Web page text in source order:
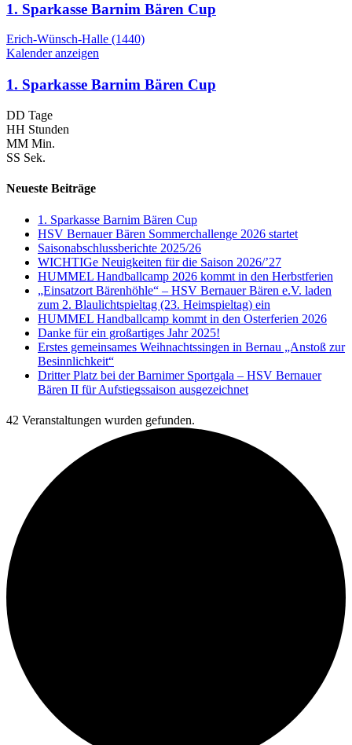
1. Sparkasse Barnim Bären Cup
Erich-Wünsch-Halle (1440)
Kalender anzeigen
1. Sparkasse Barnim Bären Cup
DD Tage
HH Stunden
MM Min.
SS Sek.
Neueste Beiträge
1. Sparkasse Barnim Bären Cup
HSV Bernauer Bären Sommerchallenge 2026 startet
Saisonabschlussberichte 2025/26
WICHTIGe Neuigkeiten für die Saison 2026/’27
HUMMEL Handballcamp 2026 kommt in den Herbstferien
„Einsatzort Bärenhöhle“ – HSV Bernauer Bären e.V. laden
zum 2. Blaulichtspieltag (23. Heimspieltag) ein
HUMMEL Handballcamp kommt in den Osterferien 2026
Danke für ein großartiges Jahr 2025!
Erstes gemeinsames Weihnachtssingen in Bernau „Anstoß zur
Besinnlichkeit“
Dritter Platz bei der Barnimer Sportgala – HSV Bernauer
Bären II für Aufstiegssaison ausgezeichnet
42 Veranstaltungen wurden gefunden.